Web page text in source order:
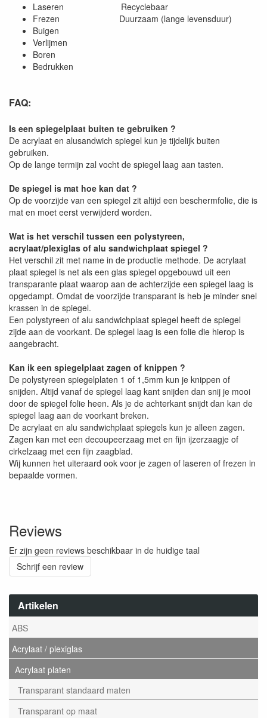
Artikelen
ABS
Acrylaat / plexiglas
Acrylaat platen
Transparant standaard maten
Transparant op maat
Laseren Recyclebaar
Frezen Duurzaam (lange levensduur)
Buigen
Verlijmen
Boren
Bedrukken
FAQ:
Is een spiegelplaat buiten te gebruiken ?
De acrylaat en alusandwich spiegel kun je tijdelijk buiten
gebruiken.
Op de lange termijn zal vocht de spiegel laag aan tasten.
De spiegel is mat hoe kan dat ?
Op de voorzijde van een spiegel zit altijd een beschermfolie, die is
mat en moet eerst verwijderd worden.
Wat is het verschil tussen een polystyreen,
acrylaat/plexiglas of alu sandwichplaat spiegel ?
Het verschil zit met name in de productie methode. De acrylaat
plaat spiegel is net als een glas spiegel opgebouwd uit een
transparante plaat waarop aan de achterzijde een spiegel laag is
opgedampt. Omdat de voorzijde transparant is heb je minder snel
krassen in de spiegel.
Een polystyreen of alu sandwichplaat spiegel heeft de spiegel
zijde aan de voorkant. De spiegel laag is een folie die hierop is
aangebracht.
Kan ik een spiegelplaat zagen of knippen ?
De polystyreen spiegelplaten 1 of 1,5mm kun je knippen of
snijden. Altijd vanaf de spiegel laag kant snijden dan snij je mooi
door de spiegel folie heen. Als je de achterkant snijdt dan kan de
spiegel laag aan de voorkant breken.
De acrylaat en alu sandwichplaat spiegels kun je alleen zagen.
Zagen kan met een decoupeerzaag met en fijn ijzerzaagje of
cirkelzaag met een fijn zaagblad.
Wij kunnen het uiteraard ook voor je zagen of laseren of frezen in
bepaalde vormen.
Reviews
Er zijn geen reviews beschikbaar in de huidige taal
Schrijf een review